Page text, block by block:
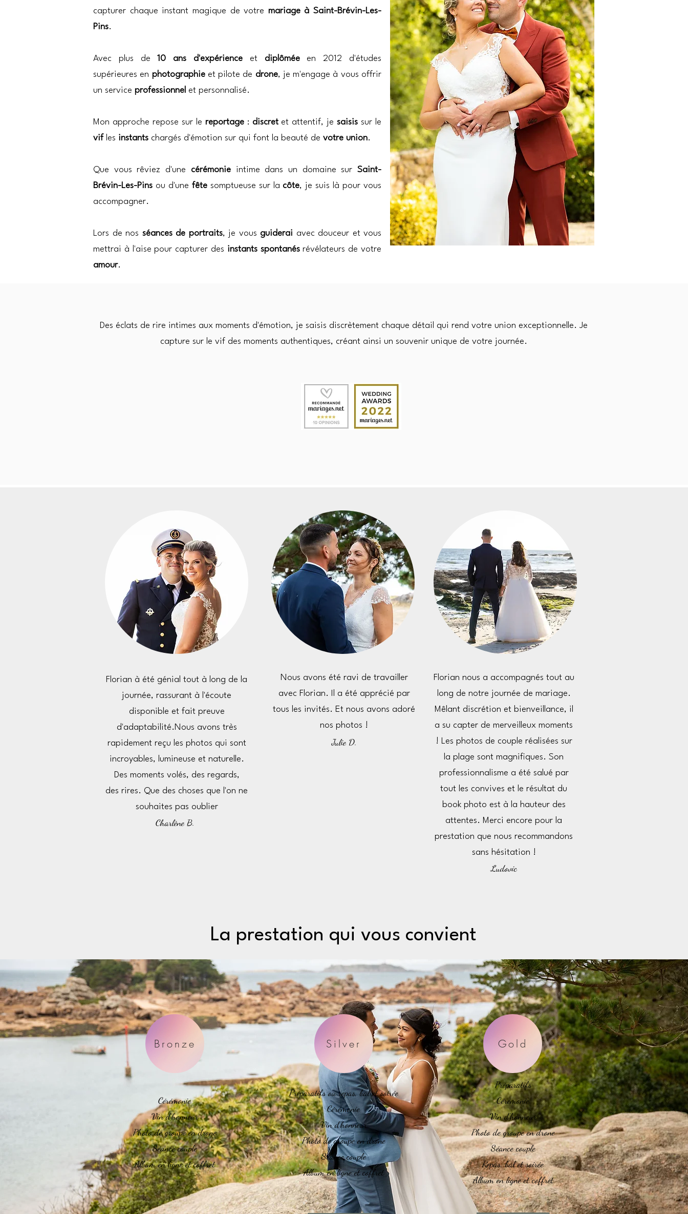
capturer chaque instant magique de votre mariage à Saint-Brévin-Les-
Pins.
Avec plus de10 ans d'expérience et diplômée en 2012 d'études
supérieures en photographie et pilote de drone, je m'engage à vous offrir
un service professionnel et personnalisé.
Mon approche repose sur le reportage : discret et attentif, jesaisissur le
vif les instants chargés d'émotion sur qui font la beauté de votre union.
Que vous rêviez d'une cérémonie intime dans un domaine surSaint-
Brévin-Les-Pins ou d'une fête somptueuse sur la côte, je suis là pour vous
accompagner.
Lors de nos séances de portraits, je vous guiderai avec douceur et vous
mettrai à l'aise pour capturer des instants spontanésrévélateurs de votre
amour.
Des éclats de rire intimes aux moments d'émotion, je saisis discrètement chaque détail qui rend votre union exceptionnelle. Je
capture sur le vif des moments authentiques, créant ainsi un souvenir unique de votre journée.
Florian à été génial tout à long de la
journée, rassurant à l'écoute
disponible et fait preuve
d'adaptabilité. Nous avons très
rapidement reçu les photos qui sont
incroyables, lumineuse et naturelle.
Des moments volés, des regards,
des rires. Que des choses que l'on ne
souhaites pas oublier
CharlèneB.
Nous avons été ravi de travailler
avec Florian. Il a été apprécié par
tous les invités. Et nous avons adoré
nos photos !
Julie D.
Florian nous a accompagnés tout au
long de notre journée de mariage.
Mêlant discrétion et bienveillance, il
a su capter de merveilleux moments
! Les photos de couple réalisées sur
la plage sont magnifiques. Son
professionnalisme a été salué par
tout les convives et le résultat du
book photo est à la hauteur des
attentes. Merci encore pour la
prestation que nous recommandons
sans hésitation !
Ludovic
La prestation qui vous convient
Bronze
Cérémonie
Vin d’honneur
Photo de groupe en drone
Séance couple
Album en ligne et coffret
Silver
Préparatifs ou repas, bal et soirée
Cérémonie
Vin d’honneur
Photo de groupe en drone
Séance couple
Album en ligne et coffret
Gold
Préparatifs
Cérémonie
Vin d’honneur
Photo de groupe en drone
Séance couple
Repas, bal et soirée
Album en ligne et coffret